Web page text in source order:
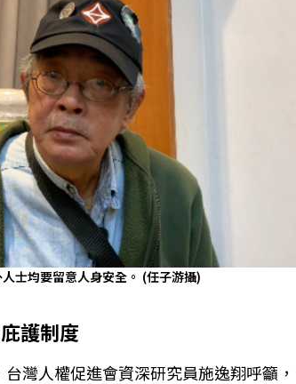
士均要留意人身安全。 (任子游攝)
護制度
灣人權促進會資深研究員施逸翔呼籲